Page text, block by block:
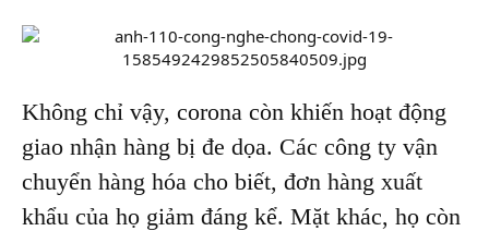
Không chỉ vậy, corona còn khiến hoạt động
giao nhận hàng bị đe dọa. Các công ty vận
chuyển hàng hóa cho biết, đơn hàng xuất
khẩu của họ giảm đáng kể. Mặt khác, họ còn